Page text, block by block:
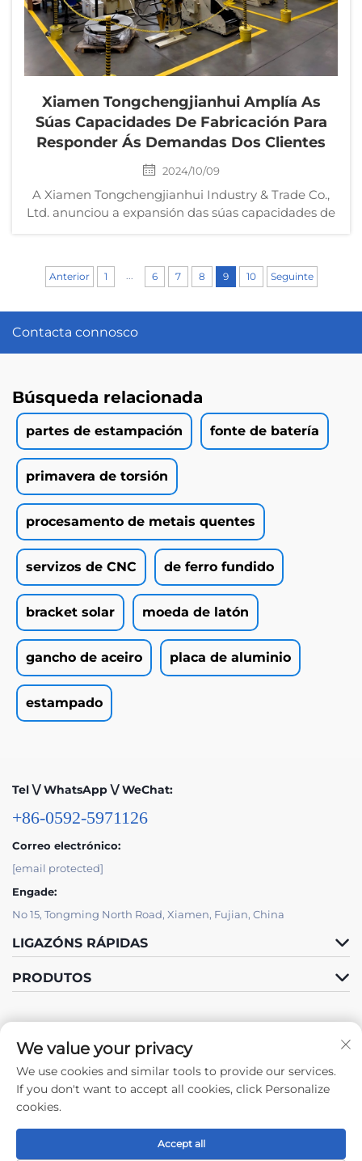
Xiamen Tongchengjianhui Amplía As
Súas Capacidades De Fabricación Para
Responder Ás Demandas Dos Clientes
2024/10/09
A Xiamen Tongchengjianhui Industry & Trade Co.,
Ltd. anunciou a expansión das súas capacidades de
modernización dos seus equipos e instalacións,
asegurando que...
Anterior 1 ... 6 7 8 9 10 Seguinte
Contacta connosco
Búsqueda relacionada
partes de estampación fonte de batería
primavera de torsión
procesamento de metais quentes
servizos de CNC de ferro fundido
bracket solar moeda de latón
gancho de aceiro placa de aluminio
estampado
Tel \/ WhatsApp \/ WeChat:
+86-0592-5971126
Correo electrónico:
[email protected]
Engade:
No 15, Tongming North Road, Xiamen, Fujian, China
LIGAZÓNS RÁPIDAS
PRODUTOS
Síguenos
Dereitos de autor © 2024 por Xiamen Tongchengjianhui Industry &
We value your privacy
We use cookies and similar tools to provide our services.
If you don't want to accept all cookies, click Personalize
cookies.
Accept all